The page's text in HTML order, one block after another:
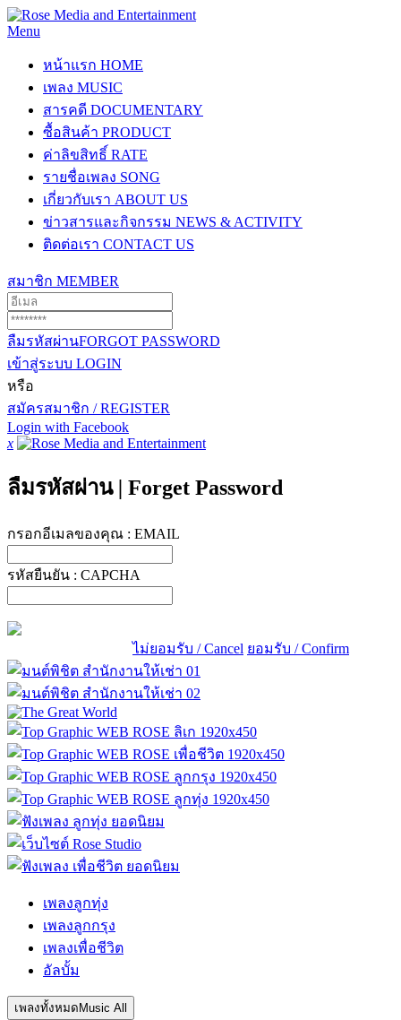
Menu
หน้าแรก HOME
เพลง MUSIC
สารคดี DOCUMENTARY
ซื้อสินค้า PRODUCT
ค่าลิขสิทธิ์ RATE
รายชื่อเพลง SONG
เกี่ยวกับเรา ABOUT US
ข่าวสารและกิจกรรม NEWS & ACTIVITY
ติดต่อเรา CONTACT US
สมาชิก MEMBER
ลืมรหัสผ่านFORGOT PASSWORD
เข้าสู่ระบบ LOGIN
หรือ
สมัครสมาชิก / REGISTER
Login with Facebook
x
ลืมรหัสผ่าน | Forget Password
กรอกอีเมลของคุณ : EMAIL
รหัสยืนยัน : CAPCHA
ไม่ยอมรับ / Cancel ยอมรับ / Confirm
เพลงลูกทุ่ง
เพลงลูกกรุง
เพลงเพื่อชีวิต
อัลบั้ม
เพลงทั้งหมด Music All